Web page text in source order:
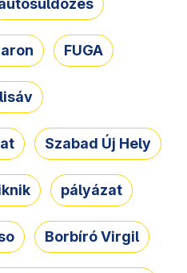
FUGA
Szabad Új Hely
pályázat
Borbíró Virgil